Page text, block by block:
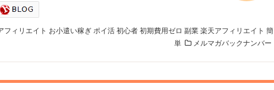
フィリエイト お小遣い稼ぎ ポイ活 初心者 初期費用ゼロ 副業 楽天アフィリエイト 簡
単
メルマガバックナンバー